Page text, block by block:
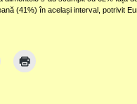
(41%) în același interval, potrivit